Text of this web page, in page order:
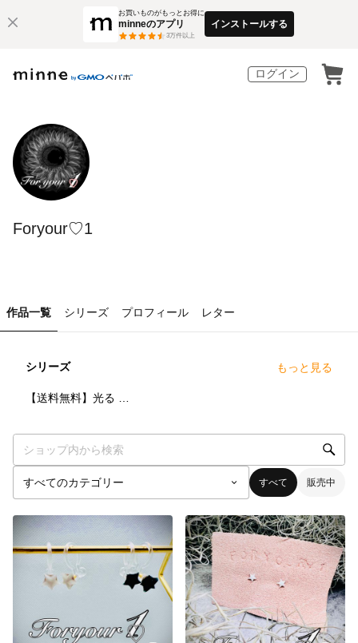
お買いものがもっとお得に
minneのアプリ
3万件以上
インストールする
ログイン
Foryour♡1
作品一覧 シリーズ プロフィール レター
シリーズ もっと見る
すべて 販売中